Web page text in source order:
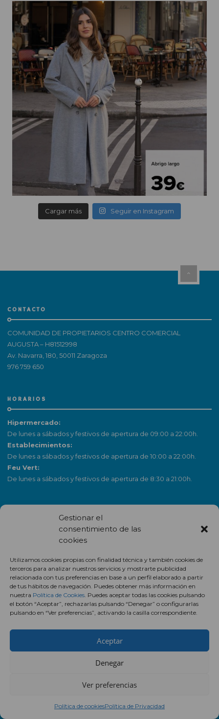
Gestionar el
consentimiento de las
cookies
Utilizamos cookies propias con finalidad técnica y también cookies de
terceros para analizar nuestros servicios y mostrarte publicidad
relacionada con tus preferencias en base a un perfil elaborado a partir
de tus hábitos de navegación. Puedes obtener más información en
nuestra Política de Cookies. Puedes aceptar todas las cookies pulsando
el botón “Aceptar”, rechazarlas pulsando “Denegar” o configurarlas
pulsando en “Ver preferencias”, activando la casilla correspondiente.
Aceptar
Denegar
Ver preferencias
Política de cookiesPolítica de Privacidad
Cargar más Seguir en Instagram
CONTACTO
COMUNIDAD DE PROPIETARIOS CENTRO COMERCIAL
AUGUSTA – H81512998
Av. Navarra, 180, 50011 Zaragoza
976 759 650
HORARIOS
Hipermercado:
De lunes a sábados y festivos de apertura de 09:00 a 22:00h.
Establecimientos:
De lunes a sábados y festivos de apertura de 10:00 a 22:00h.
Feu Vert:
De lunes a sábados y festivos de apertura de 8:30 a 21:00h.
Domingo 4 de enero
Domingo 11 de enero
Domingo 3 de mayo
Domingo 1 de noviembre
Domingo 29 de noviembre
Domingo 6 de diciembre
Martes 8 de diciembre
Domingo 13 de diciembre